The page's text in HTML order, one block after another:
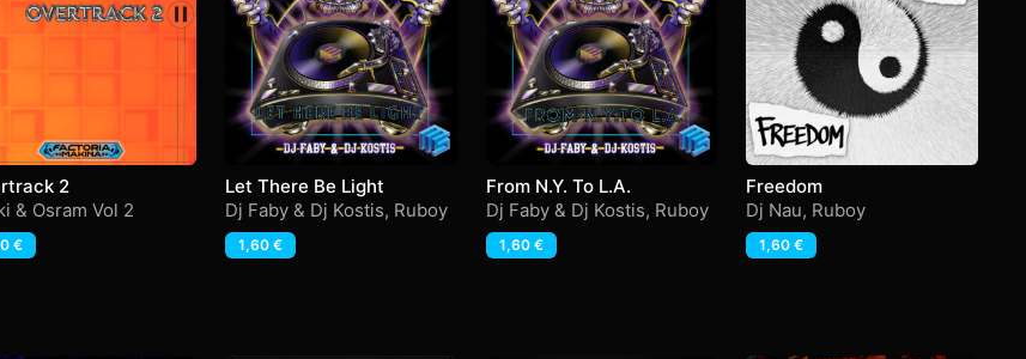
2
& Osram Vol 2
€
Let There Be Light
Dj Faby & Dj Kostis, Ruboy
1,60€
From N.Y. To L.A.
Dj Faby & Dj Kostis, Ruboy
1,60 €
Freedom
Dj Nau, Ruboy
1,60€